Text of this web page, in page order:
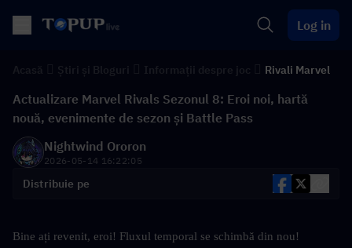
Log in
Rivali Marvel
Actualizare Marvel Rivals Sezonul 8: Eroi noi, hartă
nouă, evenimente de sezon și Battle Pass
Nightwind Ororon
2026-05-14 16:22:05
Distribuie pe
Bine ați revenit, eroi! Fluxul temporal se schimbă din nou!